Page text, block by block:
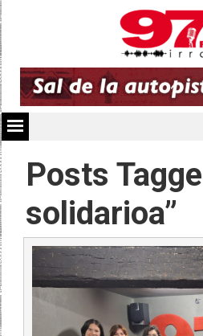
Posts
solidarioa”